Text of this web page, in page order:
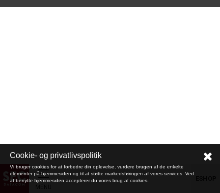
Cookie- og privatlivspolitik
Vi bruger cookies for at forbedre din oplevelse, vurdere brugen af de enkelte
elementer på hjemmesiden og til at støtte markedsføringen af vores services. Ved
at benytte hjemmesiden accepterer du vores brug af cookies.